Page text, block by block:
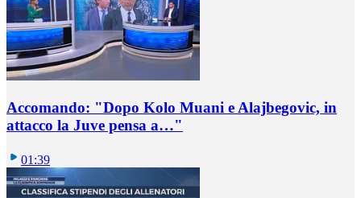
Accomando: "Dopo Kolo Muani e Alajbegovic, in
attacco la Juve pensa a…"
01:39